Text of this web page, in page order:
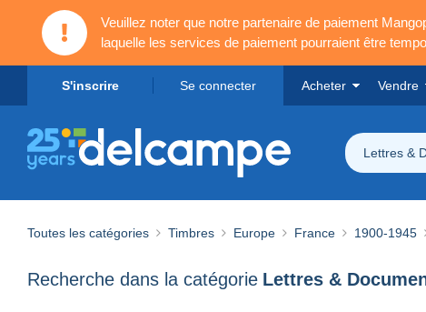
Veuillez noter que notre partenaire de paiement
laquelle les services de paiement pourraient être
S'inscrire Se connecter Acheter Vendre
Lettres &
Toutes les catégories Timbres Europe France 1900-1945
Recherche dans la catégorie Lettres &